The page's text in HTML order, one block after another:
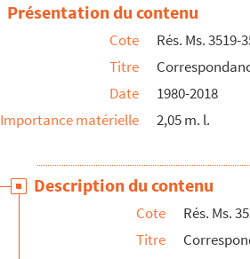
Présentation du contenu
Cote
Rés. Ms. 3519-
Titre
Date
1980-2018
Importance matérielle
2,05 m. l.
Description du contenu
Cote
Rés. Ms.
Titre